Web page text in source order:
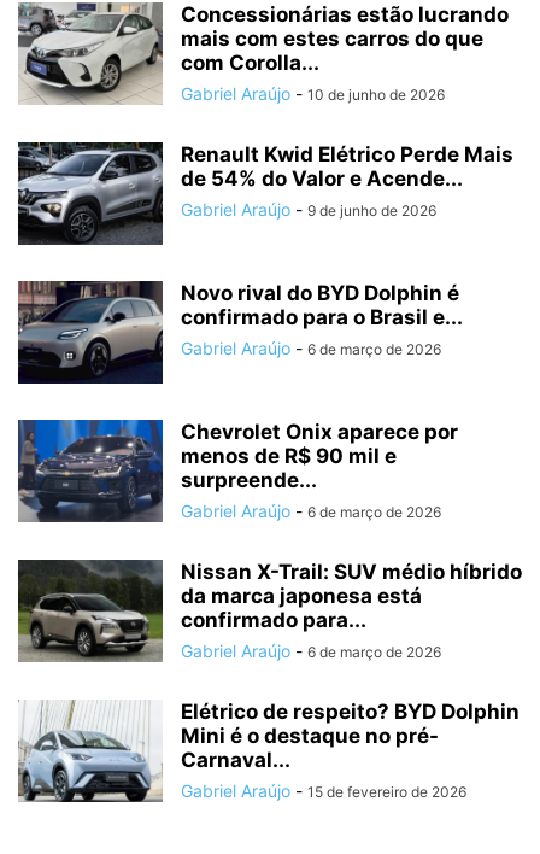
Concessionárias estão lucrando
mais com estes carros do que
com Corolla...
Gabriel Araújo - 10 de junho de 2026
Renault Kwid Elétrico Perde Mais
de 54% do Valor e Acende...
Gabriel Araújo - 9 de junho de 2026
Novo rival do BYD Dolphin é
confirmado para o Brasil e...
Gabriel Araújo - 6 de março de 2026
Chevrolet Onix aparece por
menos de R$ 90 mil e
surpreende...
Gabriel Araújo - 6 de março de 2026
Nissan X-Trail: SUV médio híbrido
da marca japonesa está
confirmado para...
Gabriel Araújo - 6 de março de 2026
Elétrico de respeito? BYD Dolphin
Mini é o destaque no pré-
Carnaval...
Gabriel Araújo - 15 de fevereiro de 2026